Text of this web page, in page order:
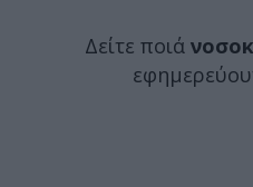
Δείτε ποιά